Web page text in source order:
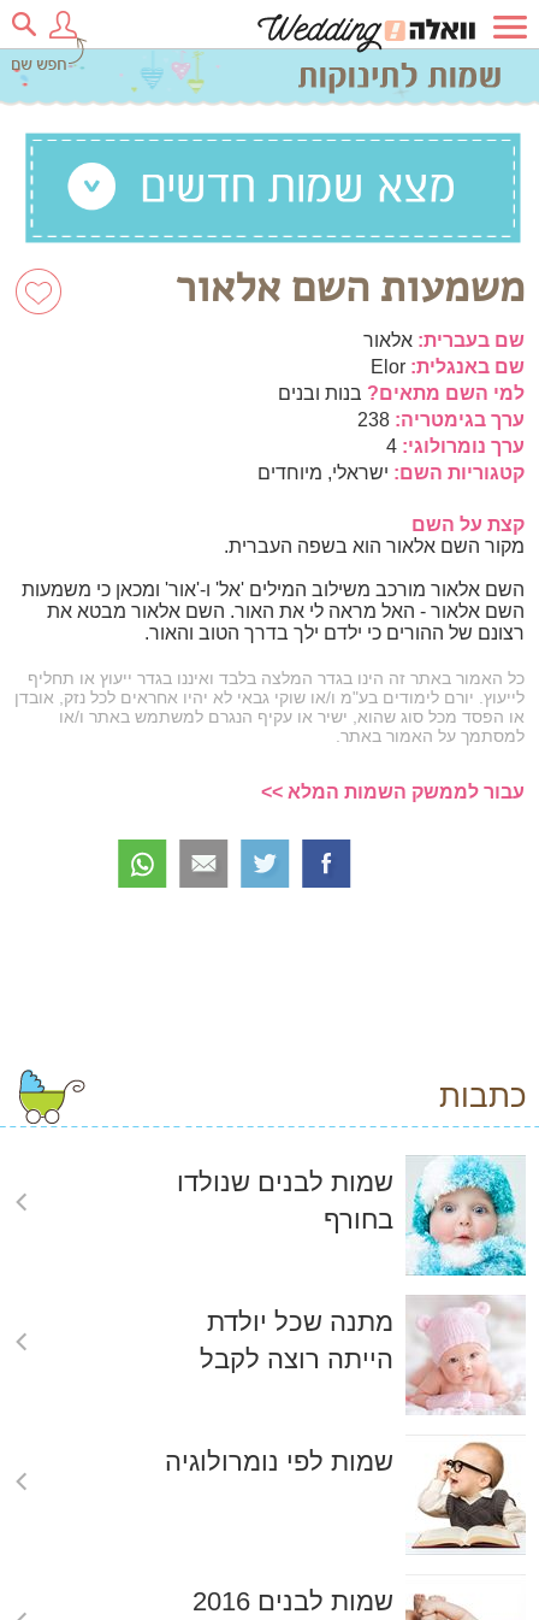
משמעות השם אלאור
שם בעברית: אלאור
שם באנגלית: Elor
למי השם מתאים? בנות ובנים
ערך בגימטריה: 238
ערך נומרולוגי: 4
קטגוריות השם: ישראלי, מיוחדים
קצת על השם
מקור השם אלאור הוא בשפה העברית.
השם אלאור מורכב משילוב המילים 'אל' ו-'אור' ומכאן כי משמעות
השם אלאור - האל מראה לי את האור. השם אלאור מבטא את
רצונם של ההורים כי ילדם ילך בדרך הטוב והאור.
כל האמור באתר זה הינו בגדר המלצה בלבד ואיננו בגדר ייעוץ או תחליף
לייעוץ. יורם לימודים בע"מ ו/או שוקי גבאי לא יהיו אחראים לכל נזק, אובדן
או הפסד מכל סוג שהוא, ישיר או עקיף הנגרם למשתמש באתר ו/או
למסתמך על האמור באתר.
עבור לממשק השמות המלא >>
כתבות
שמות לבנים שנולדו
בחורף
מתנה שכל יולדת
הייתה רוצה לקבל
שמות לפי נומרולוגיה
שמות לבנים 2016